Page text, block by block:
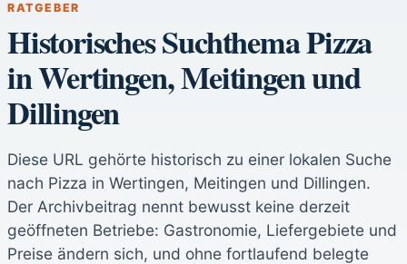
RATGEBER
Historisches Suchthema Pizza
in Wertingen, Meitingen und
Dillingen
Diese URL gehörte historisch zu einer lokalen Suche
nach Pizza in Wertingen, Meitingen und Dillingen.
Der Archivbeitrag nennt bewusst keine derzeit
geöffneten Betriebe: Gastronomie, Liefergebiete und
Preise ändern sich, und ohne fortlaufend belegte